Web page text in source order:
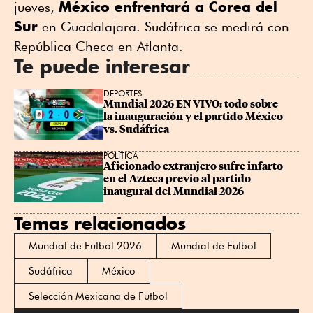
jueves, México enfrentará a Corea del
Sur en Guadalajara. Sudáfrica se medirá con
República Checa en Atlanta.
Te puede interesar
DEPORTES
Mundial 2026 EN VIVO: todo sobre
la inauguración y el partido México
vs. Sudáfrica
POLÍTICA
Aficionado extranjero sufre infarto
en el Azteca previo al partido
inaugural del Mundial 2026
Temas relacionados
Mundial de Futbol 2026
Mundial de Futbol
Sudáfrica
México
Selección Mexicana de Futbol